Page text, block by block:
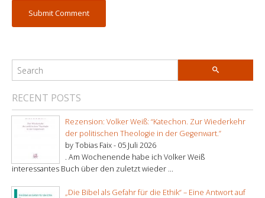
RECENT POSTS
Rezension: Volker Weiß: “Katechon. Zur Wiederkehr
der politischen Theologie in der Gegenwart.”
by Tobias Faix - 05 Juli 2026
. Am Wochenende habe ich Volker Weiß
interessantes Buch über den zuletzt wieder ...
„Die Bibel als Gefahr für die Ethik“ – Eine Antwort auf